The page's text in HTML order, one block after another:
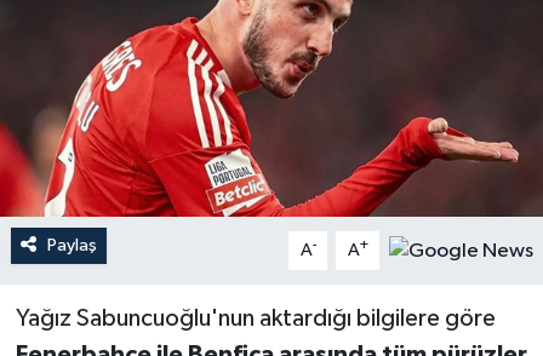
Paylaş A- A+
Yağız Sabuncuoğlu'nun aktardığı bilgilere göre